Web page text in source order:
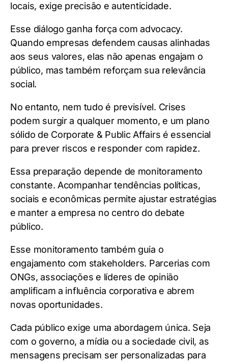
locais, exige precisão e autenticidade.
Esse diálogo ganha força com advocacy.
Quando empresas defendem causas alinhadas
aos seus valores, elas não apenas engajam o
público, mas também reforçam sua relevância
social.
No entanto, nem tudo é previsível. Crises
podem surgir a qualquer momento, e um plano
sólido de Corporate & Public Affairs é essencial
para prever riscos e responder com rapidez.
Essa preparação depende de monitoramento
constante. Acompanhar tendências políticas,
sociais e econômicas permite ajustar estratégias
e manter a empresa no centro do debate
público.
Esse monitoramento também guia o
engajamento com stakeholders. Parcerias com
ONGs, associações e líderes de opinião
amplificam a influência corporativa e abrem
novas oportunidades.
Cada público exige uma abordagem única. Seja
com o governo, a mídia ou a sociedade civil, as
mensagens precisam ser personalizadas para